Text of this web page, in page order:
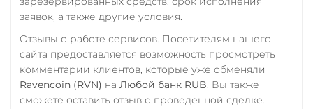
XLM
Utopia USD (UUSD)
Русский Стандарт RUB
RUB KZT QR RUB
СБП RUB
Совкомбанк RUB
заявок, а также другие условия.
Отзывы о работе сервисов. Посетителям нашего
сайта предоставляется возможность просмотреть
комментарии клиентов, которые уже обменяли
Ravencoin (RVN) на Любой банк RUB. Вы также
сможете оставить отзыв о проведенной сделке.